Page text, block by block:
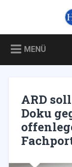
Blog über und
MENÜ
ARD
Doku